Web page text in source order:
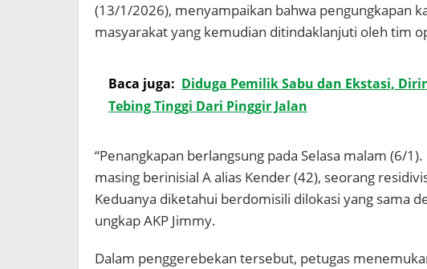
(13/1/2026), menyampaikan bahwa pengungkapan
masyarakat yang kemudian ditindaklanjuti oleh tim
Baca juga: Diduga Pemilik Sabu dan Ekstasi,
Tebing Tinggi Dari Pinggir Jalan
“Penangkapan berlangsung pada Selasa malam (6/
masing berinisial A alias Kender (42), seorang
Keduanya diketahui berdomisili dilokasi yang sama
ungkap AKP Jimmy.
Dalam penggerebekan tersebut, petugas